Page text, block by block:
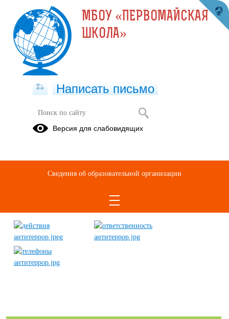
Антитеррор. Гражданская оборона
эвакуации
МБОУ «ПЕРВОМАЙСКАЯ
ШКОЛА»
Написать письмо
Версия для слабовидящих
Сведения об образовательной организации